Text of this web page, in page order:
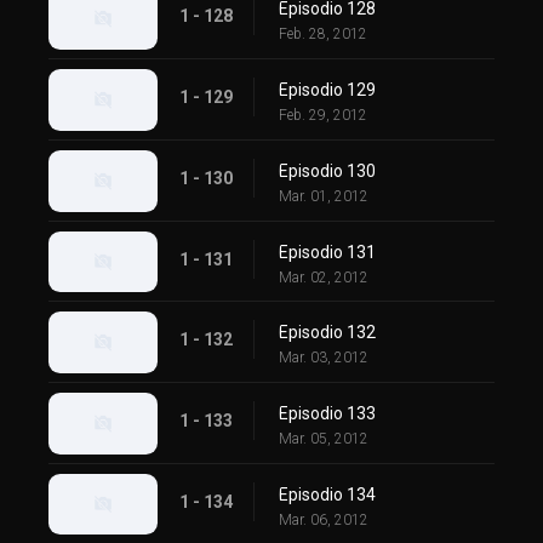
1 - 128 Episodio 128
Feb. 28, 2012
1 - 129 Episodio 129
Feb. 29, 2012
1 - 130 Episodio 130
Mar. 01, 2012
1 - 131 Episodio 131
Mar. 02, 2012
1 - 132 Episodio 132
Mar. 03, 2012
1 - 133 Episodio 133
Mar. 05, 2012
1 - 134 Episodio 134
Mar. 06, 2012